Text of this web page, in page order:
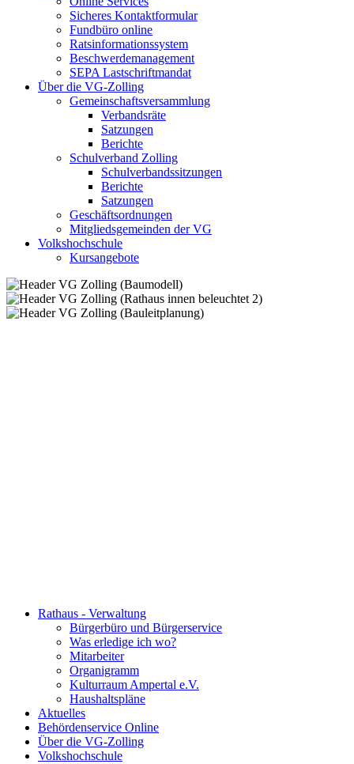
Sicheres Kontaktformular
Fundbüro online
Ratsinformationssystem
Beschwerdemanagement
SEPA Lastschriftmandat
Über die VG-Zolling
Gemeinschaftsversammlung
Verbandsräte
Satzungen
Berichte
Schulverband Zolling
Schulverbandssitzungen
Berichte
Satzungen
Geschäftsordnungen
Mitgliedsgemeinden der VG
Volkshochschule
Kursangebote
Rathaus - Verwaltung
Bürgerbüro und Bürgerservice
Was erledige ich wo?
Mitarbeiter
Organigramm
Kulturraum Ampertal e.V.
Haushaltspläne
Aktuelles
Behördenservice Online
Über die VG-Zolling
Volkshochschule